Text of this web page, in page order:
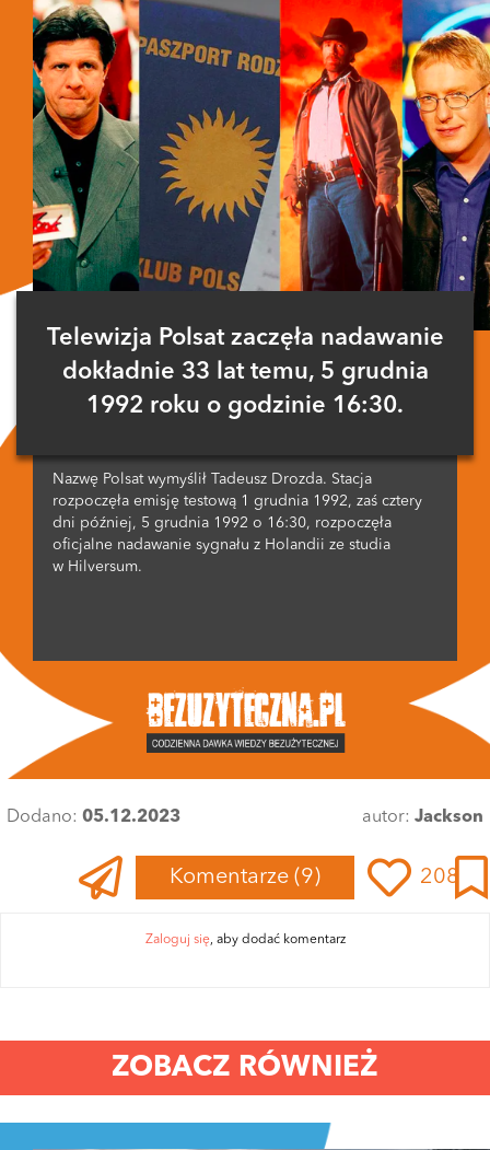
Telewizja Polsat zaczęła nadawanie
dokładnie 33 lat temu, 5 grudnia
1992 roku o godzinie 16:30.
Nazwę Polsat wymyślił Tadeusz Drozda. Stacja
rozpoczęła emisję testową 1 grudnia 1992, zaś cztery
dni później, 5 grudnia 1992 o 16:30, rozpoczęła
oficjalne nadawanie sygnału z Holandii ze studia
w Hilversum.
Dodano: 05.12.2023 autor: Jackson
Komentarze (9) 208
Zaloguj się, aby dodać komentarz
ZOBACZ RÓWNIEŻ